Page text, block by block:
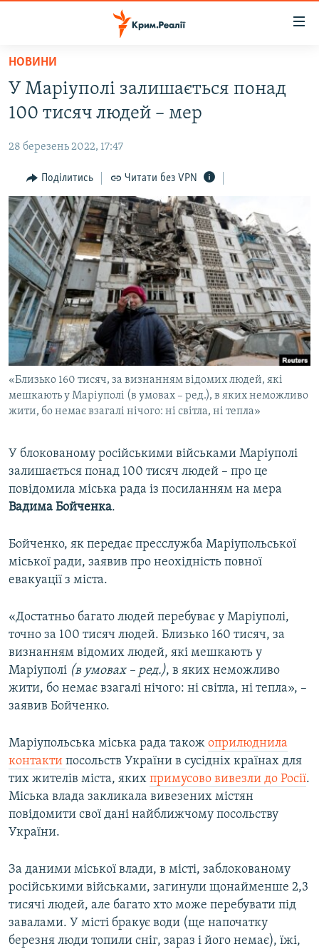
Перейти
основного
матеріалу
до
навігації
Перейти
до
пошуку
ВОДА.КРИМ
ПОЛІТИКА
БЛОГИ
ПОГЛЯД
ІНТЕРВ'Ю
ВСЕ ЗА ДЕНЬ
СПЕЦПРОЕКТИ
ДЕПОРТАЦІЯ
ВІДЕОУРОКИ «ELIFBE»
СВІДЧЕННЯ ОКУПАЦІЇ
УКРАЇНСЬКА ПРОБЛЕМА КРИМУ
ІНФОГРАФІКА
ЯК ОБІЙТИ БЛОКУВАННЯ
Русский
Qırımtatar
ДОЛУЧАЙСЯ!
Усі сайти RFE/RL
НОВИНИ
У Маріуполі залишається понад
100 тисяч людей – мер
28 березень 2022, 17:47
Поділитись Читати без VPN
«Близько 160 тисяч, за визнанням відомих людей, які
мешкають у Маріуполі (в умовах – ред.), в яких неможливо
жити, бо немає взагалі нічого: ні світла, ні тепла»
У блокованому російськими військами Маріуполі
залишається понад 100 тисяч людей – про це
повідомила міська рада із посиланням на мера
Вадима Бойченка.
Бойченко, як передає пресслужба Маріупольської
міської ради, заявив про неохідність повної
евакуації з міста.
«Достатньо багато людей перебуває у Маріуполі,
точно за 100 тисяч людей. Близько 160 тисяч, за
визнанням відомих людей, які мешкають у
Маріуполі (в умовах – ред.), в яких неможливо
жити, бо немає взагалі нічого: ні світла, ні тепла», –
заявив Бойченко.
Маріупольська міська рада також оприлюднила
контакти посольств України в сусідніх країнах для
тих жителів міста, яких примусово вивезли до Росії.
Міська влада закликала вивезених містян
повідомити свої дані найближчому посольству
України.
За даними міської влади, в місті, заблокованому
російськими військами, загинули щонайменше 2,3
тисячі людей, але багато хто може перебувати під
завалами. У місті бракує води (ще напочатку
березня люди топили сніг, зараз і його немає), їжі,